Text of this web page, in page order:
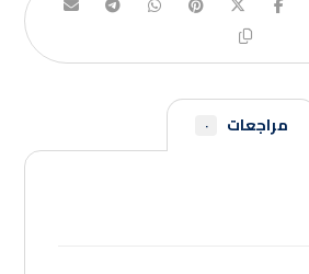
مراجعات ٠